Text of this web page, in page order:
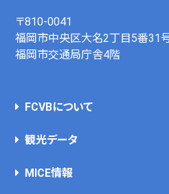
〒810-0041
福岡市中央区大名2丁目5番31
福岡市交通局庁舎4階
FCVBについて
観光データ
MICE情報